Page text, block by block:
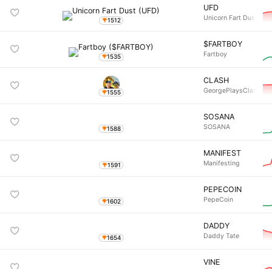
1512
UFD
Unicorn Fart Dust
1535
$FARTBOY
Fartboy
1555
CLASH
1588
SOSANA
SOSANA
1591
MANIFEST
Manifesting
1602
PEPECOIN
PepeCoin
1654
DADDY
Daddy Tate
VINE